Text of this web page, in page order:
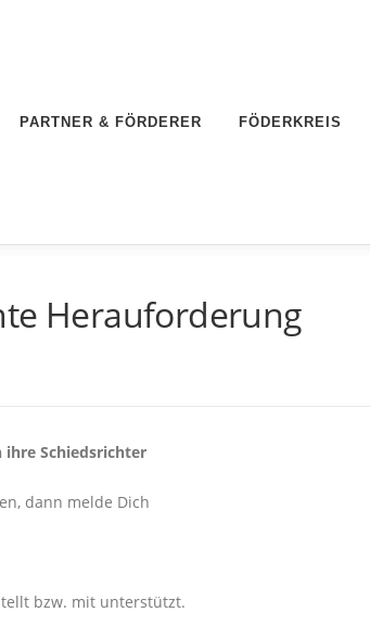
PARTNER & FÖRDERER FÖDERKREIS
Herauforderung
ihre Schiedsrichter
dann melde Dich
bzw. mit unterstützt.